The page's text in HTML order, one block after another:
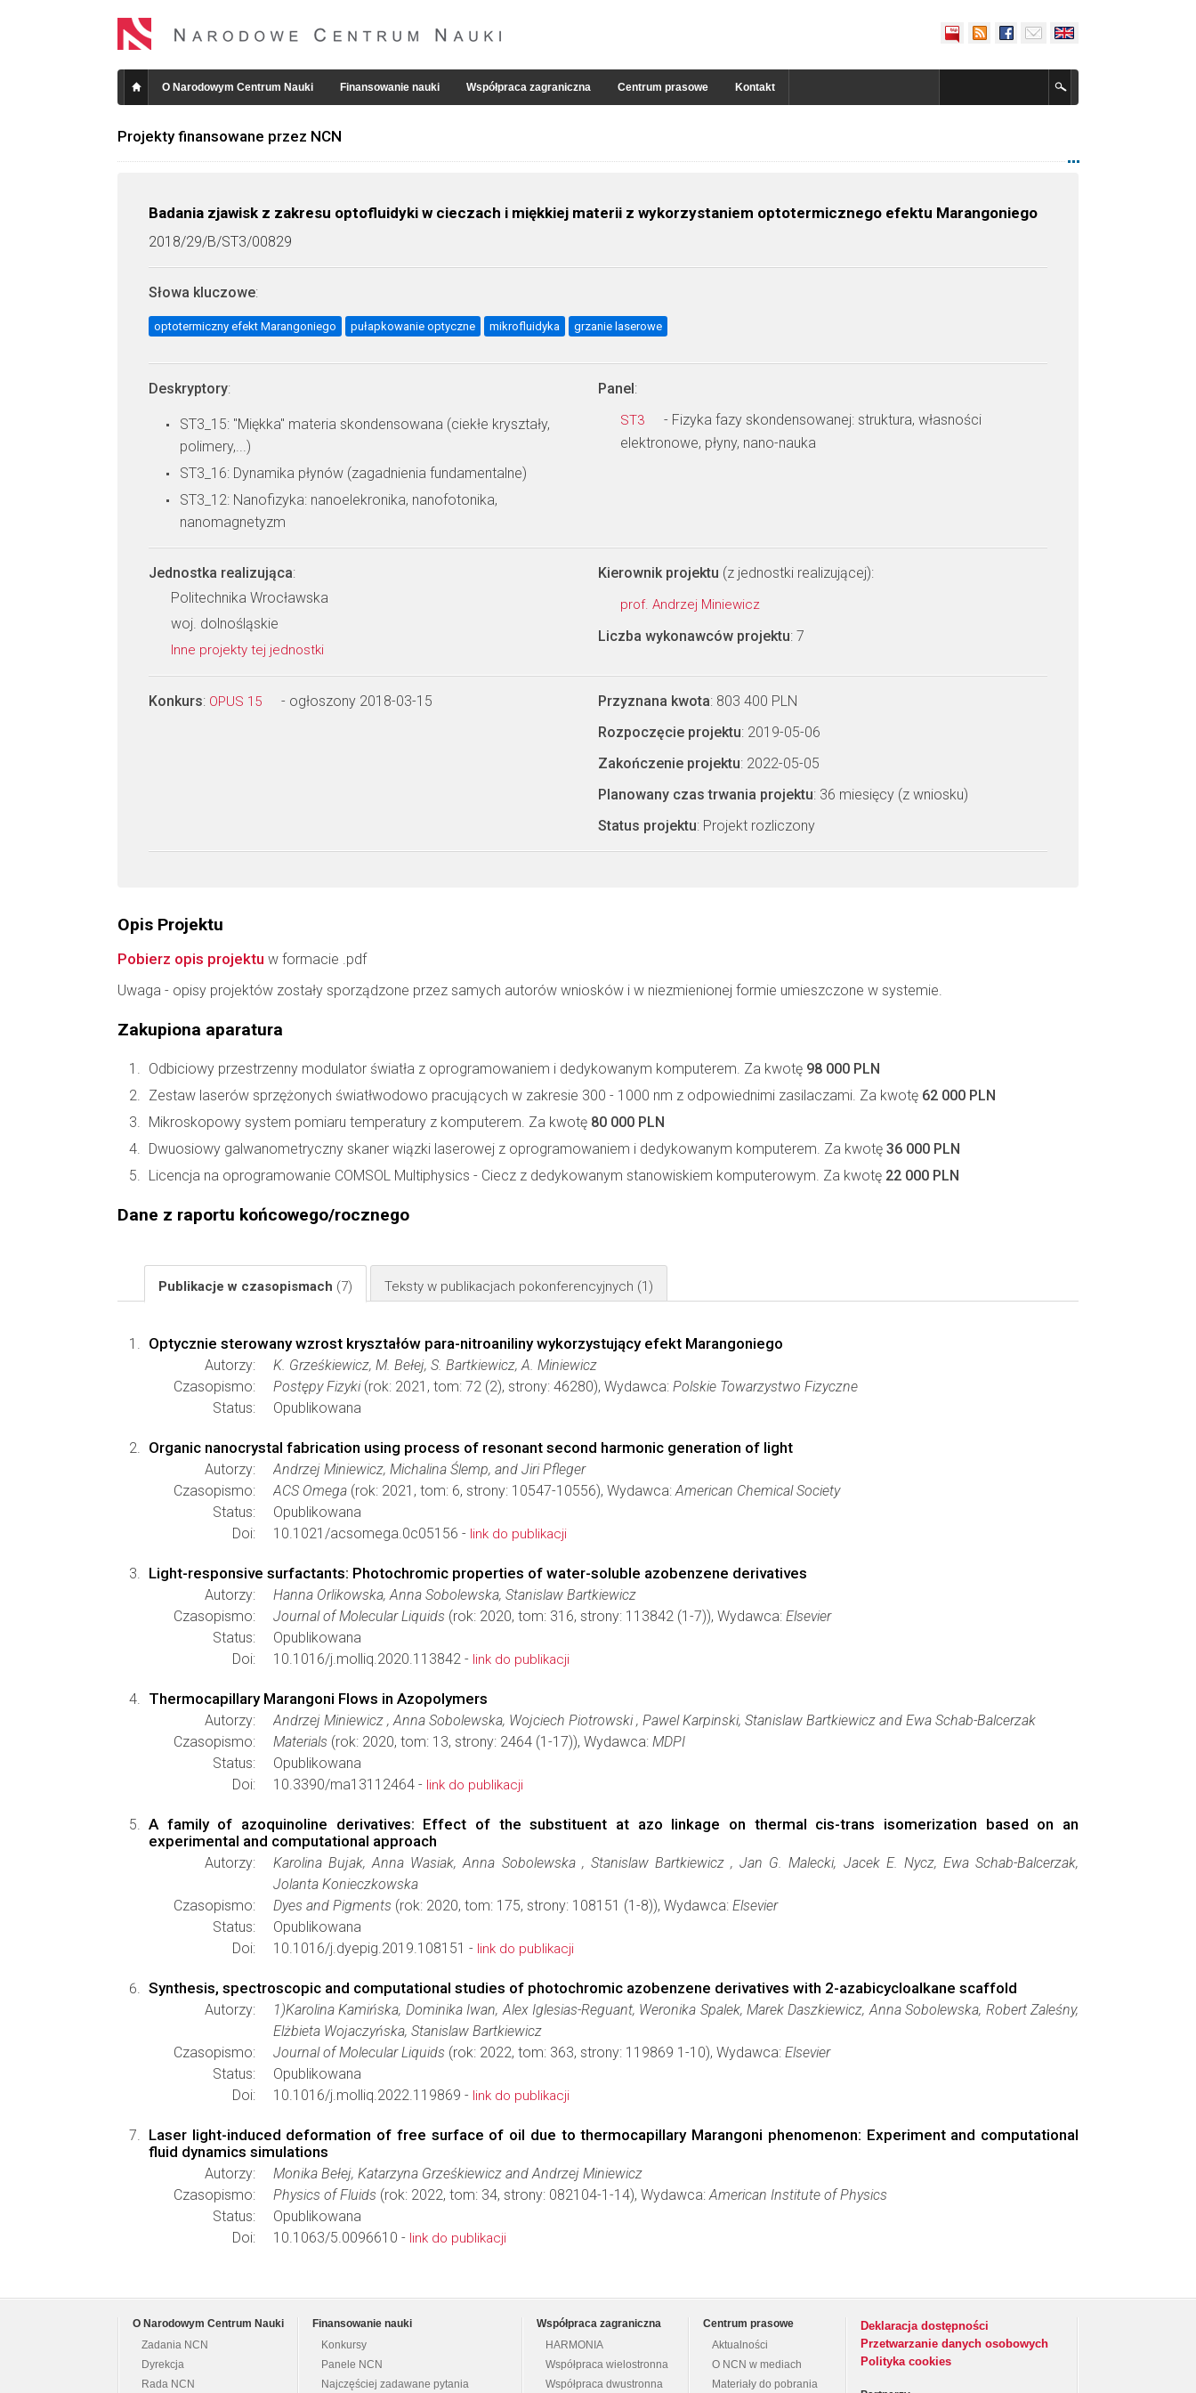
O Narodowym Centrum Nauki Finansowanie nauki Współpraca zagraniczna Centrum prasowe Kontakt
Projekty finansowane przez NCN
Badania zjawisk z zakresu optofluidyki w cieczach i miękkiej materii z wykorzystaniem optotermicznego efektu Marangoniego
2018/29/B/ST3/00829
Słowa kluczowe:
optotermiczny efekt Marangoniego pułapkowanie optyczne mikrofluidyka grzanie laserowe
Deskryptory:
ST3_15: "Miękka" materia skondensowana (ciekłe kryształy,
polimery,...)
ST3_16: Dynamika płynów (zagadnienia fundamentalne)
ST3_12: Nanofizyka: nanoelekronika, nanofotonika,
nanomagnetyzm
Panel:
ST3
- Fizyka fazy skondensowanej: struktura, własności
elektronowe, płyny, nano-nauka
Jednostka realizująca:
Politechnika Wrocławska
woj. dolnośląskie
Inne projekty tej jednostki
Kierownik projektu (z jednostki realizującej):
prof. Andrzej Miniewicz
Liczba wykonawców projektu: 7
Konkurs: OPUS 15 - ogłoszony 2018-03-15 Przyznana kwota: 803 400 PLN
Rozpoczęcie projektu: 2019-05-06
Zakończenie projektu: 2022-05-05
Planowany czas trwania projektu: 36 miesięcy (z wniosku)
Status projektu: Projekt rozliczony
Opis Projektu
Pobierz opis projektu w formacie .pdf
Uwaga - opisy projektów zostały sporządzone przez samych autorów wniosków i w niezmienionej formie umieszczone w systemie.
Zakupiona aparatura
Odbiciowy przestrzenny modulator światła z oprogramowaniem i dedykowanym komputerem. Za kwotę 98 000 PLN
Zestaw laserów sprzężonych światłwodowo pracujących w zakresie 300 - 1000 nm z odpowiednimi zasilaczami. Za kwotę 62 000 PLN
Mikroskopowy system pomiaru temperatury z komputerem. Za kwotę 80 000 PLN
Dwuosiowy galwanometryczny skaner wiązki laserowej z oprogramowaniem i dedykowanym komputerem. Za kwotę 36 000 PLN
Licencja na oprogramowanie COMSOL Multiphysics - Ciecz z dedykowanym stanowiskiem komputerowym. Za kwotę 22 000 PLN
Dane z raportu końcowego/rocznego
Publikacje w czasopismach (7) Teksty w publikacjach pokonferencyjnych (1)
Optycznie sterowany wzrost kryształów para-nitroaniliny wykorzystujący efekt Marangoniego
Autorzy:
K. Grześkiewicz, M. Bełej, S. Bartkiewicz, A. Miniewicz
Czasopismo:
Postępy Fizyki(rok: 2021, tom: 72 (2), strony: 46280), Wydawca: Polskie Towarzystwo Fizyczne
Status:
Opublikowana
Organic nanocrystal fabrication using process of resonant second harmonic generation of light
Autorzy:
Andrzej Miniewicz, Michalina Ślemp, and Jiri Pfleger
Czasopismo:
ACS Omega (rok: 2021, tom: 6, strony: 10547-10556), Wydawca:American Chemical Society
Status:
Opublikowana
Doi:
10.1021/acsomega.0c05156 - link do publikacji
Light-responsive surfactants: Photochromic properties of water-soluble azobenzene derivatives
Autorzy:
Hanna Orlikowska, Anna Sobolewska, Stanislaw Bartkiewicz
Czasopismo:
Journal of Molecular Liquids (rok: 2020, tom: 316, strony: 113842 (1-7)), Wydawca: Elsevier
Status:
Opublikowana
Doi:
10.1016/j.molliq.2020.113842 - link do publikacji
Thermocapillary Marangoni Flows in Azopolymers
Autorzy:
Andrzej Miniewicz , Anna Sobolewska, Wojciech Piotrowski , Pawel Karpinski, Stanislaw Bartkiewicz and Ewa Schab-Balcerzak
Czasopismo:
Materials (rok: 2020, tom: 13, strony: 2464 (1-17)), Wydawca: MDPI
Status:
Opublikowana
Doi:
10.3390/ma13112464 - link do publikacji
A family of azoquinoline derivatives: Effect of the substituent at azo linkage on thermal cis-trans isomerization based on an
experimental and computational approach
Autorzy:
Karolina Bujak, Anna Wasiak, Anna Sobolewska , Stanislaw Bartkiewicz , Jan G. Malecki, Jacek E. Nycz, Ewa Schab-Balcerzak,
Jolanta Konieczkowska
Czasopismo:
Dyes and Pigments (rok: 2020, tom: 175, strony: 108151 (1-8)), Wydawca: Elsevier
Status:
Opublikowana
Doi:
10.1016/j.dyepig.2019.108151 - link do publikacji
Synthesis, spectroscopic and computational studies of photochromic azobenzene derivatives with 2-azabicycloalkane scaffold
Autorzy:
1)Karolina Kamińska, Dominika Iwan, Alex Iglesias-Reguant, Weronika Spalek, Marek Daszkiewicz, Anna Sobolewska, Robert Zaleśny,
Elżbieta Wojaczyńska, Stanislaw Bartkiewicz
Czasopismo:
Journal of Molecular Liquids (rok: 2022, tom: 363, strony: 119869 1-10), Wydawca: Elsevier
Status:
Opublikowana
Doi:
10.1016/j.molliq.2022.119869 - link do publikacji
Laser light-induced deformation of free surface of oil due to thermocapillary Marangoni phenomenon: Experiment and computational
fluid dynamics simulations
Autorzy:
Monika Bełej, Katarzyna Grześkiewicz and Andrzej Miniewicz
Czasopismo:
Physics of Fluids (rok: 2022, tom: 34, strony: 082104-1-14), Wydawca:American Institute of Physics
Status:
Opublikowana
Doi:
10.1063/5.0096610 - link do publikacji
O Narodowym Centrum Nauki
Zadania NCN
Dyrekcja
Rada NCN
Finansowanie nauki
Konkursy
Panele NCN
Najczęściej zadawane pytania
Współpraca zagraniczna
HARMONIA
Współpraca wielostronna
Współpraca dwustronna
Centrum prasowe
Aktualności
O NCN w mediach
Materiały do pobrania
Deklaracja dostępności
Przetwarzanie danych osobowych
Polityka cookies